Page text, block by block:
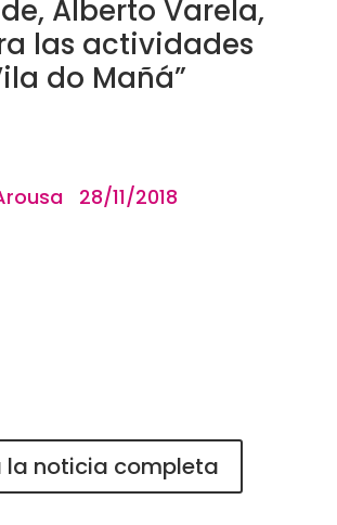
Alberto Varela,
las actividades
do Mañá”
28/11/2018
la noticia completa